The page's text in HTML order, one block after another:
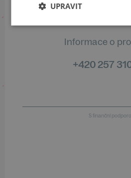
Informace o
+420 257
S finanční
UPRAVIT